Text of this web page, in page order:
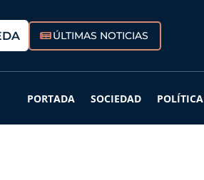
ÚLTIMAS NOTICIAS
PORTADA SOCIEDAD POLÍTICA